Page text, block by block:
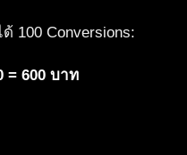
100 Conversions:
= 600 บาท